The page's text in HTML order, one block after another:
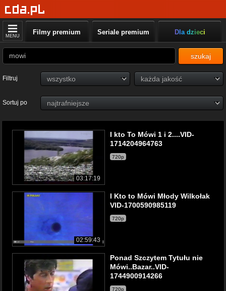
MENU Filmy premium Seriale premium Dla dzieci
szukaj
Filtruj
Sortuj po
03:17:19
I kto To Mówi 1 i 2....VID-
1714204964763
720p
02:59:43
I Kto to Mówi Młody Wilkołak
VID-1700590985119
720p
Ponad Szczytem Tytułu nie
Mówi..Bazar..VID-
1744900914266
720p